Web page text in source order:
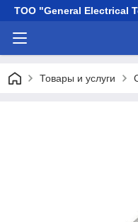
ТОО "General Electrical
Товары и услуги